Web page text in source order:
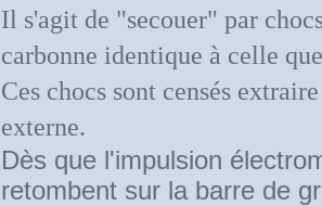
Il s'agit de "secouer" par
carbonne identique à celle
Ces chocs sont censés
externe.
Dès que l'impulsion
retombent sur la barre de